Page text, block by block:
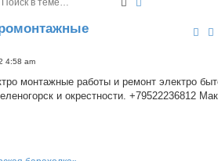
4:58 am
монтажные работы и ремонт электро
и окрестности. +79522236812